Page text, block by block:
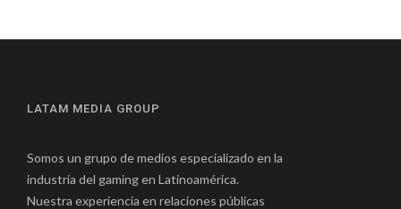
LATAM MEDIA GROUP
Somos un grupo de medios especializado en la
industria del gaming en Latinoamérica.
Nuestra experiencia en relaciones públicas